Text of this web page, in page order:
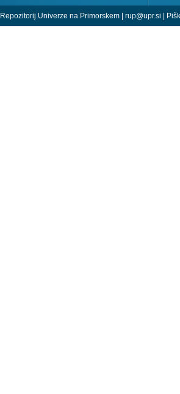
Repozitorij Univerze na Primorskem | rup@upr.si |